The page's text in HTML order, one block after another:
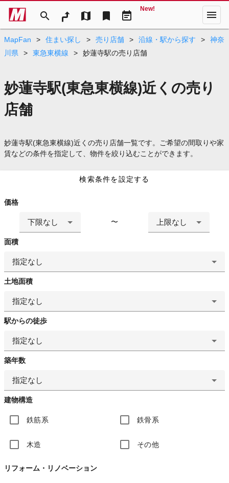
search map bookmark event_note
New! menu
MapFan > 住まい探し > 売り店舗 > 沿線・駅から探す >
神奈
川県
> 東急東横線 > 妙蓮寺駅の売り店舗
妙蓮寺駅(東急東横線)近くの売り
店舗
妙蓮寺駅(東急東横線)近くの売り店舗一覧です。ご希望の間取りや家
賃などの条件を指定して、物件を絞り込むことができます。
検索条件を設定する
価格
下限なし 〜 上限なし
面積
指定なし
土地面積
指定なし
駅からの徒歩
指定なし
築年数
指定なし
建物構造
鉄筋系 鉄骨系
木造 その他
リフォーム・リノベーション